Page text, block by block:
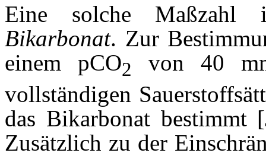
Eine solche
Bikarbonat. Zur
einem pCO2
von 40
vollständigen
das Bikarbonat bestimmt [
Zusätzlich zu der